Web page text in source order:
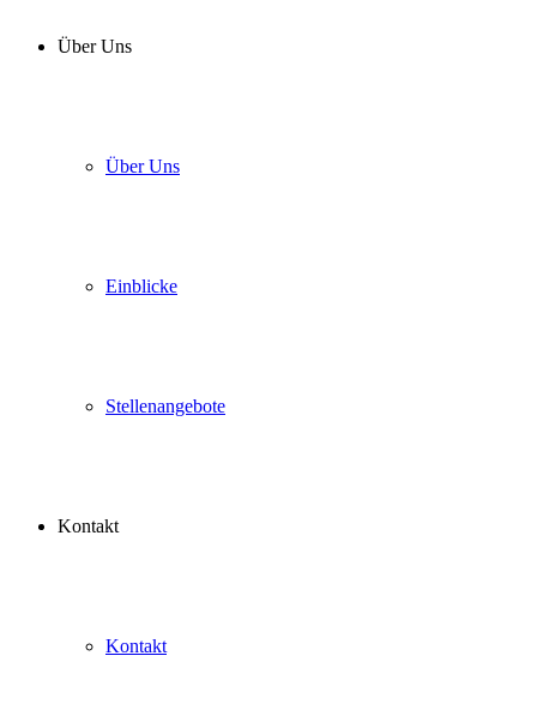
Über Uns
Über Uns
Einblicke
Stellenangebote
Kontakt
Kontakt